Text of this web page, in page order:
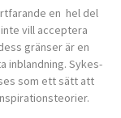
en hel del
vill acceptera
gränser är en
inblandning. Sykes-
som ett sätt att